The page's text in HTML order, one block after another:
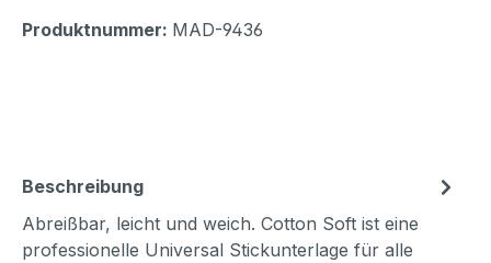
Produktnummer: MAD-9436
Beschreibung
Abreißbar, leicht und weich. Cotton Soft ist eine
professionelle Universal Stickunterlage für alle